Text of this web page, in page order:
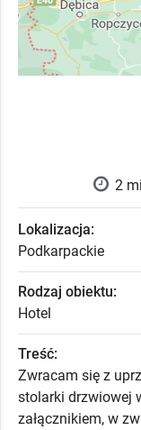
2
Lokalizacja:
Podkarpackie
Rodzaj obiektu:
Hotel
Treść:
Zwracam się z
stolarki drzwiowej
załącznikiem, w